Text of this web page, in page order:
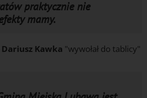
praktycznie nie
mamy.
Dariusz Kawka "wywołał do tablicy"